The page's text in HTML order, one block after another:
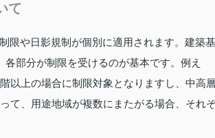
て
限や日影規制が個別に適用されます。建築基
部分が制限を受けるのが基本です。例え
以上の場合に制限対象となりますし、中高
て、用途地域が複数にまたがる場合、それ